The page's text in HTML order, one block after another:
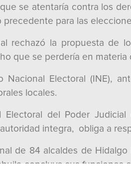
se atentaría contra los
para las
rechazó la propuesta de
que se perdería en
Electoral (INE),
locales.
del Poder
integra, obliga a
de 84 alcaldes de
concluye sus funciones